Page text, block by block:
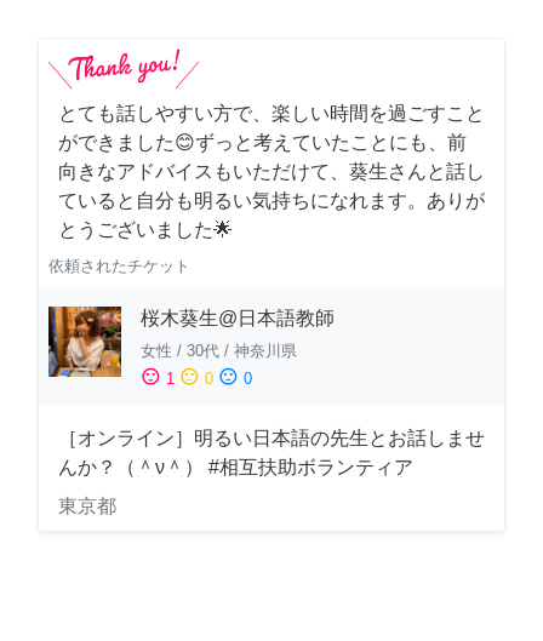
とても話しやすい方で、楽しい時間を過ごすこと
ができました😊ずっと考えていたことにも、前
向きなアドバイスもいただけて、葵生さんと話し
ていると自分も明るい気持ちになれます。ありが
とうございました🌟
依頼されたチケット
桜木葵生@日本語教師
女性 / 30代 / 神奈川県
sentiment_satisfied 1 sentiment_neutral 0 sentiment_dissatisfied 0
［オンライン］明るい日本語の先生とお話しませ
んか？（＾ν＾） #相互扶助ボランティア
東京都